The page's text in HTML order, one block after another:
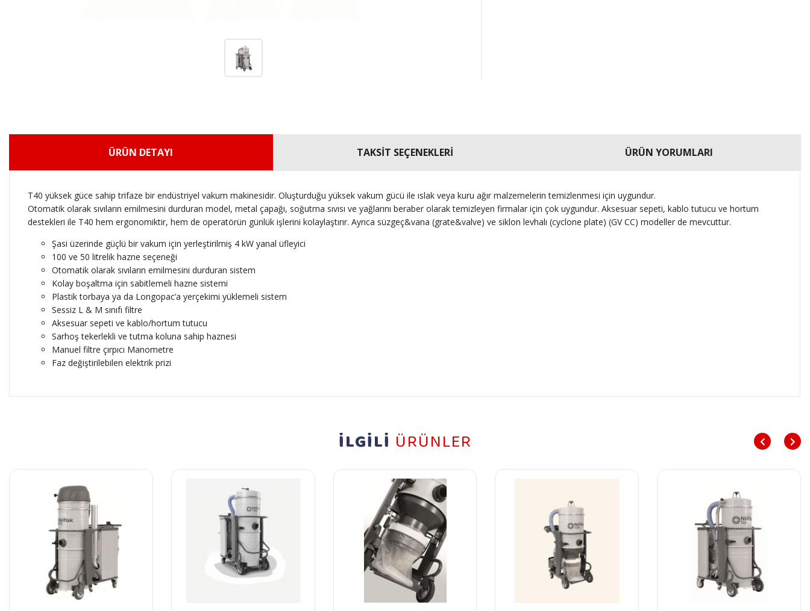
ÜRÜN DETAYI TAKSİT SEÇENEKLERİ ÜRÜN YORUMLARI
T40 yüksek güce sahip trifaze bir endüstriyel vakum makinesidir. Oluşturduğu yüksek vakum gücü ile ıslak veya kuru ağır malzemelerin temizlenmesi için uygundur.
Otomatik olarak sıvıların emilmesini durduran model, metal çapağı, soğutma sıvısı ve yağlarını beraber olarak temizleyen firmalar için çok uygundur. Aksesuar sepeti, kablo tutucu ve hortum
destekleri ile T40 hem ergonomiktir, hem de operatörün günlük işlerini kolaylaştırır. Ayrıca süzgeç&vana (grate&valve) ve siklon levhalı (cyclone plate) (GV CC) modeller de mevcuttur.
Şasi üzerinde güçlü bir vakum için yerleştirilmiş 4 kW yanal üfleyici
100 ve 50 litrelik hazne seçeneği
Otomatik olarak sıvıların emilmesini durduran sistem
Kolay boşaltma için sabitlemeli hazne sistemi
Plastik torbaya ya da Longopac’a yerçekimi yüklemeli sistem
Sessiz L & M sınıfı filtre
Aksesuar sepeti ve kablo/hortum tutucu
Sarhoş tekerlekli ve tutma koluna sahip haznesi
Manuel filtre çırpıcı Manometre
Faz değiştirilebilen elektrik prizi
İLGİLİ ÜRÜNLER